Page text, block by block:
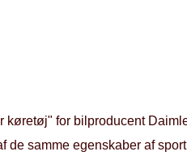
køretøj" for bilproducent
de samme egenskaber af